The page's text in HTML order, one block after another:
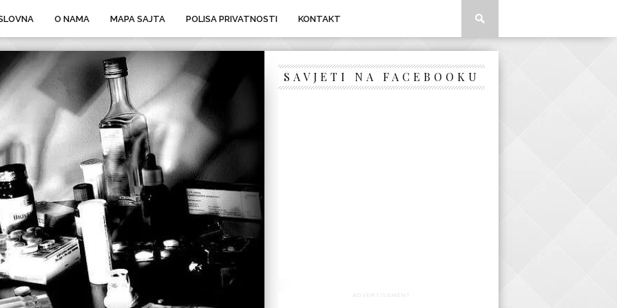
O NAMA MAPA SAJTA POLISA PRIVATNOSTI KONTAKT
SAVJETI NA FACEBOOKU
ADVERTISEMENT